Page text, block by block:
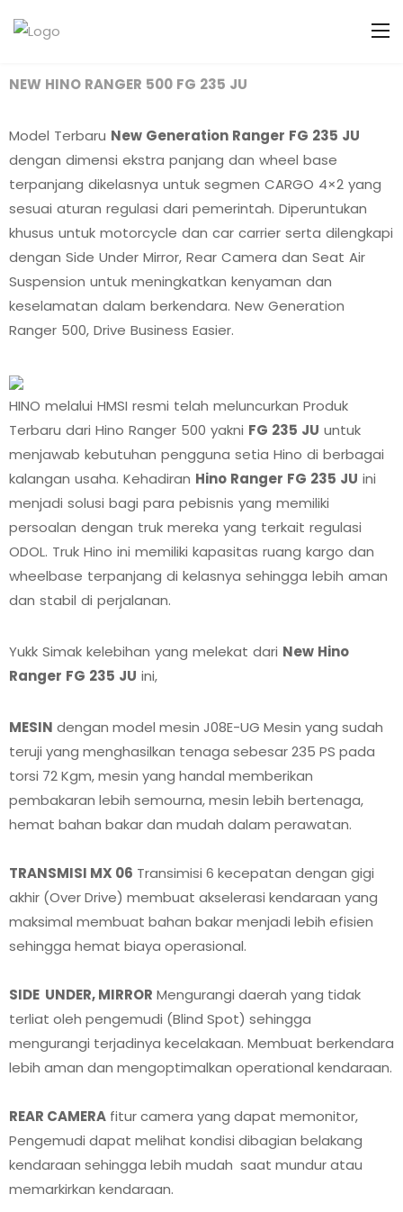
NEW HINO RANGER 500 FG 235 JU
Model Terbaru New Generation Ranger FG 235 JU
dengan dimensi ekstra panjang dan wheel base
terpanjang dikelasnya untuk segmen CARGO 4×2 yang
sesuai aturan regulasi dari pemerintah. Diperuntukan
khusus untuk motorcycle dan car carrier serta dilengkapi
dengan Side Under Mirror, Rear Camera dan Seat Air
Suspension untuk meningkatkan kenyaman dan
keselamatan dalam berkendara. New Generation
Ranger 500, Drive Business Easier.
HINO melalui HMSI resmi telah meluncurkan Produk
Terbaru dari Hino Ranger 500 yakni FG 235 JU untuk
menjawab kebutuhan pengguna setia Hino di berbagai
kalangan usaha. Kehadiran Hino Ranger FG 235 JU ini
menjadi solusi bagi para pebisnis yang memiliki
persoalan dengan truk mereka yang terkait regulasi
ODOL. Truk Hino ini memiliki kapasitas ruang kargo dan
wheelbase terpanjang di kelasnya sehingga lebih aman
dan stabil di perjalanan.
Yukk Simak kelebihan yang melekat dari New Hino
Ranger FG 235 JU ini,
MESIN dengan model mesin J08E-UG Mesin yang sudah
teruji yang menghasilkan tenaga sebesar 235 PS pada
torsi 72 Kgm, mesin yang handal memberikan
pembakaran lebih semourna, mesin lebih bertenaga,
hemat bahan bakar dan mudah dalam perawatan.
TRANSMISI MX 06 Transimisi 6 kecepatan dengan gigi
akhir (Over Drive) membuat akselerasi kendaraan yang
maksimal membuat bahan bakar menjadi lebih efisien
sehingga hemat biaya operasional.
SIDE UNDER, MIRROR Mengurangi daerah yang tidak
terliat oleh pengemudi (Blind Spot) sehingga
mengurangi terjadinya kecelakaan. Membuat berkendara
lebih aman dan mengoptimalkan operational kendaraan.
REAR CAMERA fitur camera yang dapat memonitor,
Pengemudi dapat melihat kondisi dibagian belakang
kendaraan sehingga lebih mudah saat mundur atau
memarkirkan kendaraan.